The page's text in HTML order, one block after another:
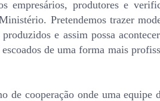
empresários, produtores e
Pretendemos trazer
e assim possa
de uma forma mais
cooperação onde uma equipe